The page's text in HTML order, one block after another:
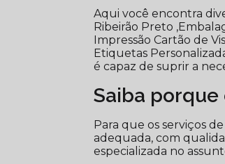
Aqui você encontra
Ribeirão Preto
Impressão Cartão de
Etiquetas
é capaz de suprir a
Saiba porque
Para que os serviços
adequada, com
especializada no